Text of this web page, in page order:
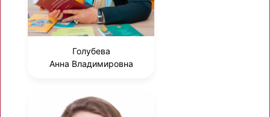
Голубева
Анна Владимировна